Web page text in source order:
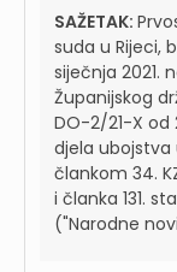
SAŽETAK:
suda u Rijeci,
siječnja 2021.
Županijskog
DO-2/21-X od
djela ubojstva
člankom 34.
i članka 131.
("Narodne